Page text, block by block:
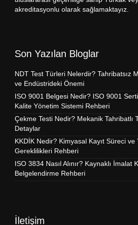
akreditasyonlu olarak sağlamaktayız.
Son Yazılan Bloglar
NDT Test Türleri Nelerdir? Tahribatsız
ve Endüstrideki Önemi
ISO 9001 Belgesi Nedir? ISO 9001
Kalite Yönetim Sistemi Rehberi
Çekme Testi Nedir? Mekanik Tahribatlı
Detaylar
KKDİK Nedir? Kimyasal Kayıt Süreci ve
Gereklilikleri Rehberi
ISO 3834 Nasıl Alınır? Kaynaklı İmalat
Belgelendirme Rehberi
İletişim